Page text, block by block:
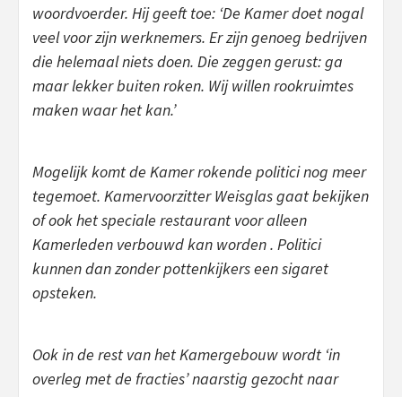
woordvoerder. Hij geeft toe: ‘De Kamer doet nogal
veel voor zijn werknemers. Er zijn genoeg bedrijven
die helemaal niets doen. Die zeggen gerust: ga
maar lekker buiten roken. Wij willen rookruimtes
maken waar het kan.’
Mogelijk komt de Kamer rokende politici nog meer
tegemoet. Kamervoorzitter Weisglas gaat bekijken
of ook het speciale restaurant voor alleen
Kamerleden verbouwd kan worden . Politici
kunnen dan zonder pottenkijkers een sigaret
opsteken.
Ook in de rest van het Kamergebouw wordt ‘in
overleg met de fracties’ naarstig gezocht naar